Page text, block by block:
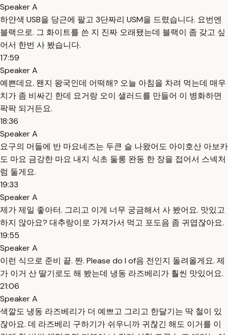
Speaker A
하얀색 USB을 당근에 팔고 3단짜리 USM을 드렸습니다. 요번엔
블랙으로. 그 화이트를 쓴 지 진짜 오래됐는데 블랙이 좀 갖고 싶
어서 한번 사 봤습니다.
17:59
Speaker A
예쁜데요. 왠지 왕국인데 어떡해? 오늘 아침을 차려 먹는데 매우
치가 좀 비싸긴 한데 요거랑 오이 샐러드를 만들어 이 병화하면
팍팍 되거든요.
18:36
Speaker A
요구의 머들에 반 마요네즈는 두큰 슬 나왔어도 아이호산 아보카
도 마요 금강한 마요 내지 식초 둘롱 완동 한 장을 접어서 스넥처
럼 둘게요.
19:33
Speaker A
제가 제일 좋아터. 그리고 이게 너무 궁금해서 사 봤어요. 맛있고
하지 않아요? 대추랑이로 가져가서 먹고 포도음 좀 귀엽잖아요.
19:55
Speaker A
이런 식으로 준비 끝. 짠. Please do I of음 전인지 돌려올게요. 제
가 이거 산 딸기로도 해 봤는데 냉동 라즈베리가 훨씬 맛있어요.
21:06
Speaker A
색깔도 냉동 라즈베리가 더 예쁘고 그리고 한달기는 딱 철이 있
잖아요. 데 라즈베리 구하기가 쉬우니까 귀찮긴 해도 이거를 이